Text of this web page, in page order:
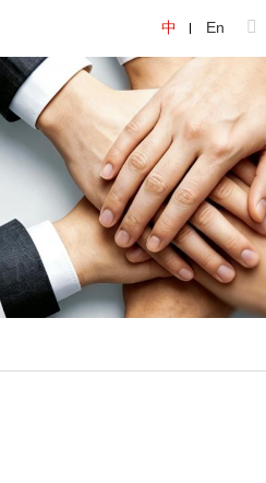
中 En